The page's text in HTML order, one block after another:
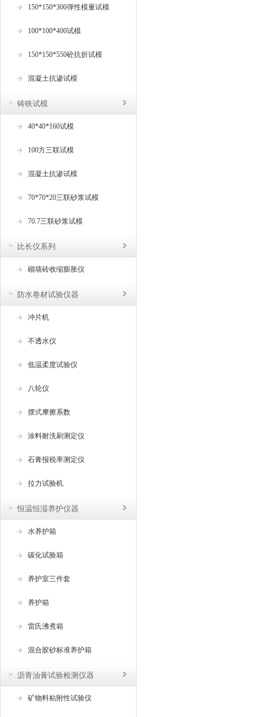
150*150*300弹性模量试模
100*100*400试模
150*150*550砼抗折试模
混凝土抗渗试模
铸铁试模
40*40*160试模
100方三联试模
混凝土抗渗试模
70*70*20三联砂浆试模
70.7三联砂浆试模
比长仪系列
砌墙砖收缩膨胀仪
防水卷材试验仪器
冲片机
不透水仪
低温柔度试验仪
八轮仪
摆式摩擦系数
涂料耐洗刷测定仪
石膏报税率测定仪
拉力试验机
恒温恒湿养护仪器
水养护箱
碳化试验箱
养护室三件套
养护箱
雷氏沸煮箱
混合胶砂标准养护箱
沥青油膏试验检测仪器
矿物料粘附性试验仪